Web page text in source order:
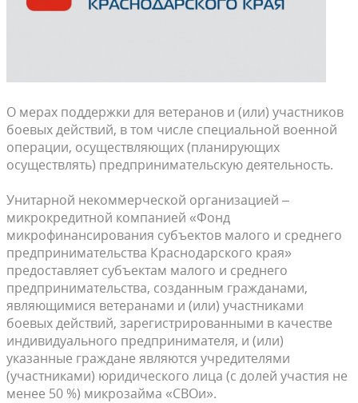
О мерах поддержки для ветеранов и (или) участников
боевых действий, в том числе специальной военной
операции, осуществляющих (планирующих
осуществлять) предпринимательскую деятельность.
Унитарной некоммерческой организацией –
микрокредитной компанией «Фонд
микрофинансирования субъектов малого и среднего
предпринимательства Краснодарского края»
предоставляет субъектам малого и среднего
предпринимательства, созданным гражданами,
являющимися ветеранами и (или) участниками
боевых действий, зарегистрированными в качестве
индивидуального предпринимателя, и (или)
указанные граждане являются учредителями
(участниками) юридического лица (с долей участия не
менее 50 %) микрозайма «СВОи».